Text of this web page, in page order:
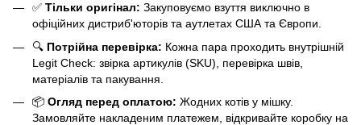
✅ Тільки оригінал: Закуповуємо взуття виключно в
офіційних дистриб'юторів та аутлетах США та Європи.
🔍 Потрійна перевірка: Кожна пара проходить внутрішній
Legit Check: звірка артикулів (SKU), перевірка швів,
матеріалів та пакування.
📦 Огляд перед оплатою: Жодних котів у мішку.
Замовляйте накладеним платежем, відкривайте коробку на